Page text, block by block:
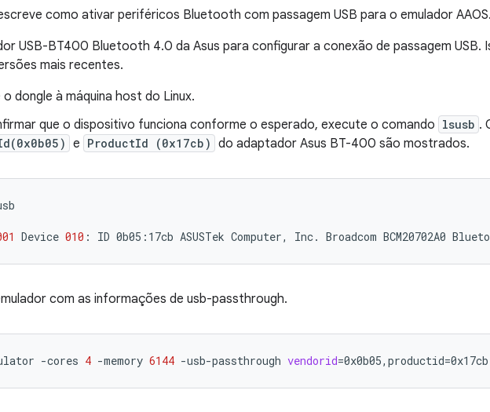
como ativar periféricos Bluetooth com passagem USB para o emulador AAOS.
USB-BT400 Bluetooth 4.0 da Asus para configurar a conexão de passagem USB.
mais recentes.
dongle à máquina host do Linux.
que o dispositivo funciona conforme o esperado, execute o comando lsusb .
e ProductId (0x17cb) do adaptador Asus BT-400 são mostrados.
Device 010 : ID 0b05:17cb ASUSTek Computer, Inc. Broadcom BCM20702A0
com as informações de usb-passthrough.
-cores 4 -memory 6144 -usb-passthrough vendorid=0x0b05,productid=